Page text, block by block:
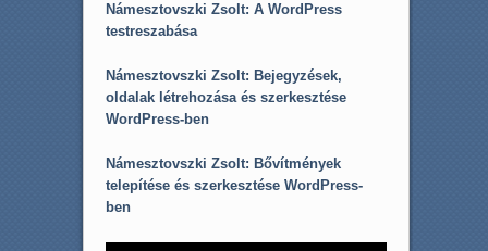
Námesztovszki Zsolt: A WordPress
testreszabása
Námesztovszki Zsolt: Bejegyzések,
oldalak létrehozása és szerkesztése
WordPress-ben
Námesztovszki Zsolt: Bővítmények
telepítése és szerkesztése WordPress-
ben